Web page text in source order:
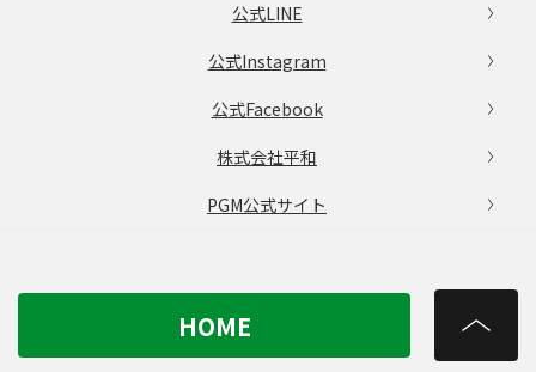
公式LINE
公式Instagram
公式Facebook
株式会社平和
PGM公式サイト
HOME